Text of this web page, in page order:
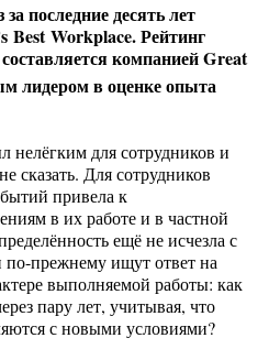
последние десять лет
Best Workplace. Рейтинг
компанией Great
лидером в оценке опыта
нелёгким для сотрудников и
сказать. Для сотрудников
привела к
в их работе и в частной
ещё не исчезла с
по-прежнему ищут ответ на
выполняемой работы: как
пару лет, учитывая, что
с новыми условиями?